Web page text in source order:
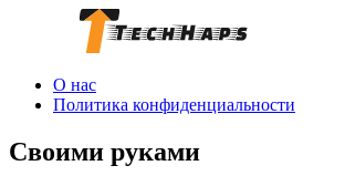
О нас
Политика конфиденциальности
Своими руками